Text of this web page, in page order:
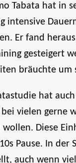
Tabata hat in
intensive
Er fand
gesteigert
bräuchte
hat
vielen gerne
Diese
Pause. In der
auch wenn